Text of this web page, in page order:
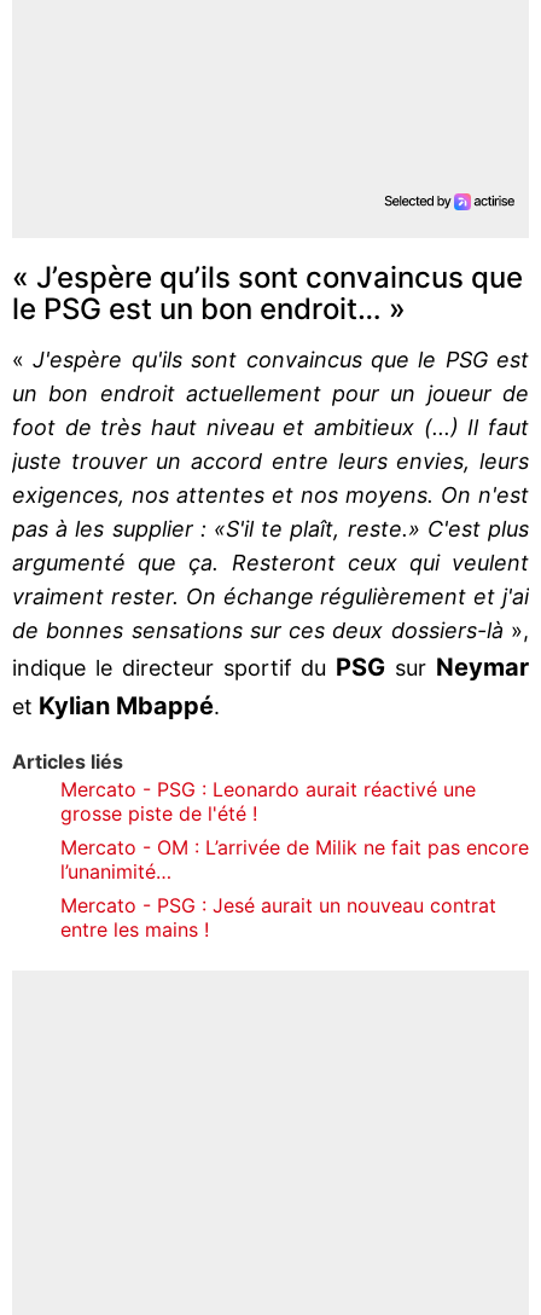
« J’espère qu’ils sont convaincus que
le PSG est un bon endroit… »
«J'espère qu'ils sont convaincus que le PSG est
un bon endroit actuellement pour un joueur de
foot de très haut niveau et ambitieux (...) Il faut
juste trouver un accord entre leurs envies, leurs
exigences, nos attentes et nos moyens. On n'est
pas à les supplier : «S'il te plaît, reste.» C'est plus
argumenté que ça. Resteront ceux qui veulent
vraiment rester. On échange régulièrement et j'ai
de bonnes sensations sur ces deux dossiers-là »,
indique le directeur sportif du PSG sur Neymar
et Kylian Mbappé.
Articles liés
Mercato - PSG : Leonardo aurait réactivé une
grosse piste de l'été !
Mercato - OM : L’arrivée de Milik ne fait pas encore
l’unanimité…
Mercato - PSG : Jesé aurait un nouveau contrat
entre les mains !